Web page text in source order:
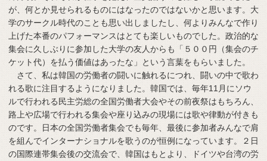
が、何とか見せられるものにはなったのではないかと思います。大
学のサークル時代のことも思い出しましたし、何よりみんなで作り
上げた本番のパフォーマンスはとても楽しいものでした。政治的な
集会に久しぶりに参加した大学の友人からも「５００円（集会のチ
ケット代）を払う価値はあったな」という言葉をもらいました。
さて、私は韓国の労働者の闘いに触れるにつれ、闘いの中で歌わ
れる歌に注目するようになりました。韓国では、毎年11月にソウ
ルで行われる民主労総の全国労働者大会やその前夜祭はもちろん、
路上や広場で行われる集会や座り込みの現場には歌や律動が付きも
のです。日本の全国労働者集会でも毎年、最後に参加者みんなで肩
を組んでインターナショナルを歌うのが恒例になっています。２日
の国際連帯集会後の交流会で、韓国はもとより、ドイツや台湾の労